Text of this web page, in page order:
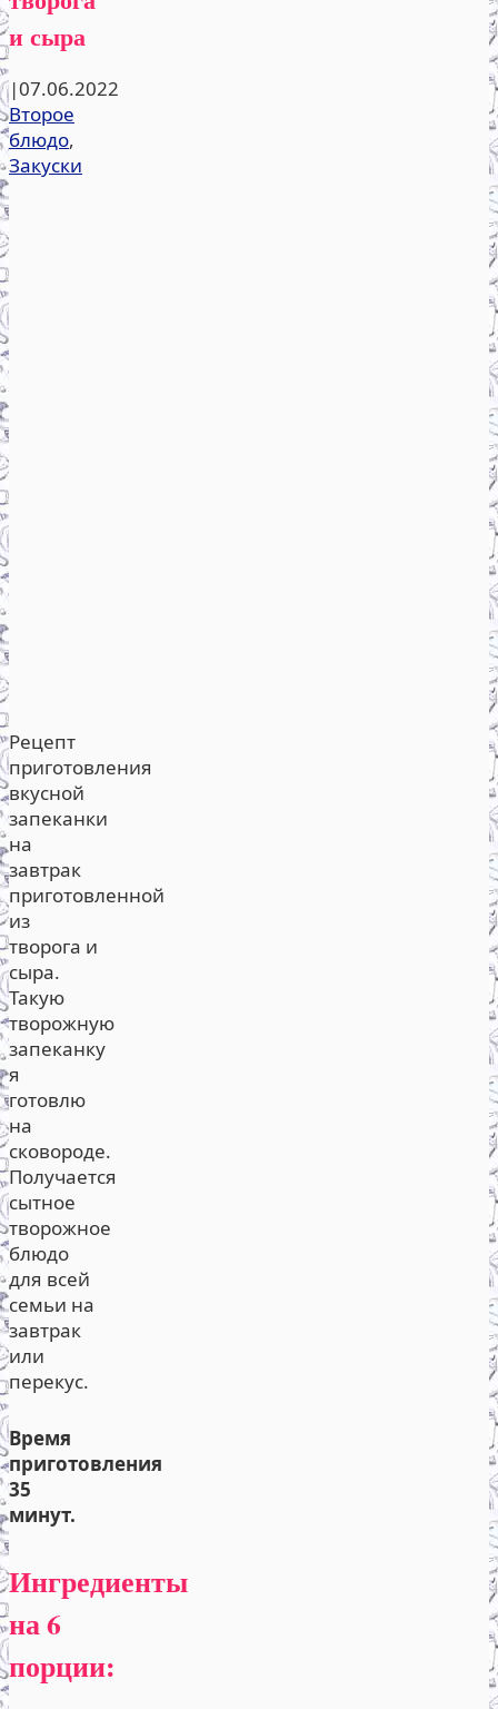
и сыра
|07.06.2022
Второе
блюдо,
Закуски
Рецепт
приготовления
вкусной
запеканки
на
завтрак
приготовленной
из
творога и
сыра.
Такую
творожную
запеканку
я
готовлю
на
сковороде.
Получается
сытное
творожное
блюдо
для всей
семьи на
завтрак
или
перекус.
Время
приготовления
35
минут.
Ингредиенты
на 6
порции: